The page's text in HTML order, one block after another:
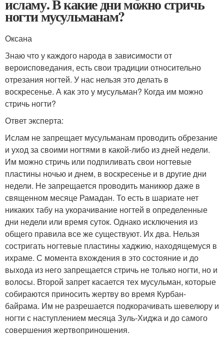
ногти мусульманам?
Оксана
Знаю что у каждого народа в зависимости от
вероисповедания, есть свои традиции относительно
отрезания ногтей. У нас нельзя это делать в
воскресенье. А как это у мусульман? Когда им можно
стричь ногти?
Ответ эксперта:
Ислам не запрещает мусульманам проводить обрезание
и уход за своими ногтями в какой-либо из дней недели.
Им можно стричь или подпиливать свои ногтевые
пластины ночью и днем, в воскресенье и в другие дни
недели. Не запрещается проводить маникюр даже в
священном месяце Рамадан. То есть в шариате нет
никаких табу на укорачивание ногтей в определенные
дни недели или время суток. Однако исключения из
общего правила все же существуют. Их два. Нельзя
состригать ногтевые пластины хаджию, находящемуся в
ихраме. С момента вхождения в это состояние и до
выхода из него запрещается стричь не только ногти, но и
волосы. Второй запрет касается тех мусульман, которые
собираются приносить жертву во время Курбан-
байрама. Им не разрешается подкорачивать шевелюру и
ногти с наступлением месяца Зуль-Хиджа и до самого
совершения жертвоприношения.